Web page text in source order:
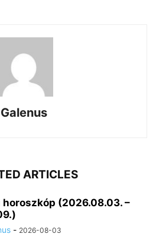
Galenus
ARTICLES
horoszkóp (2026.08.03. –
- 2026-08-03